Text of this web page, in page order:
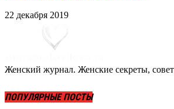
22 декабря 2019
Женский журнал. Женские секреты,
ПОПУЛЯРНЫЕ ПОСТЫ